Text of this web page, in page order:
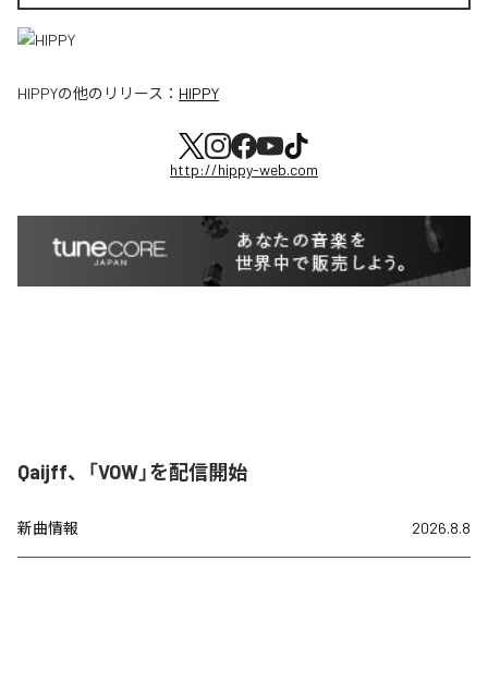
HIPPYの他のリリース： HIPPY
http://hippy-web.com
Qaijff、「VOW」を配信開始
新曲情報 2026.8.8